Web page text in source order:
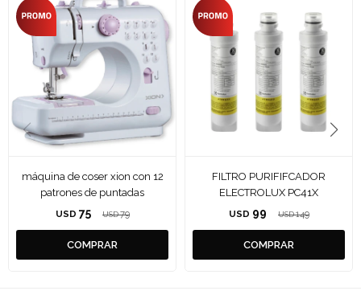
máquina de coser xion con 12
patrones de puntadas
USD 75 USD 79
FILTRO PURIFIFCADOR
ELECTROLUX PC41X
USD 99 USD 149